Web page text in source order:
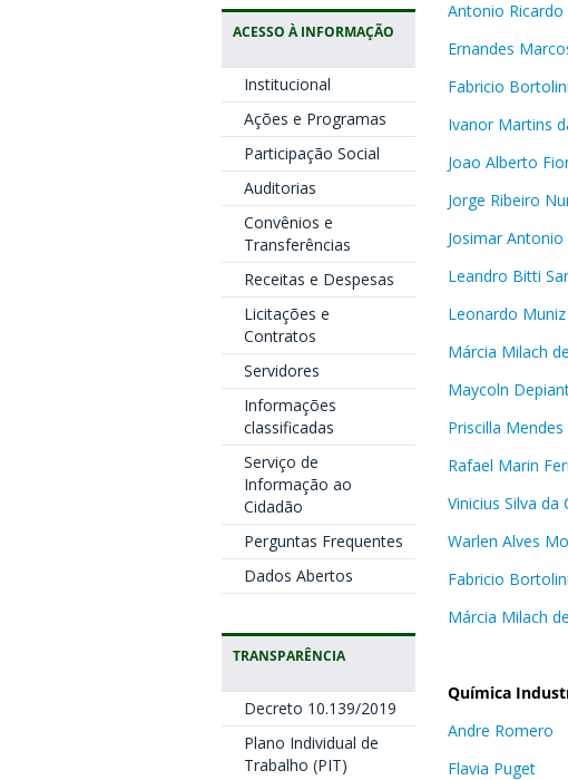
ACESSO À INFORMAÇÃO
Institucional
Ações e Programas
Participação Social
Auditorias
Convênios e
Transferências
Receitas e Despesas
Licitações e
Contratos
Servidores
Informações
classificadas
Serviço de
Informação ao
Cidadão
Perguntas Frequentes
Dados Abertos
TRANSPARÊNCIA
Decreto 10.139/2019
Plano Individual de
Trabalho (PIT)
Antonio Ricardo
Ernandes
Fabricio
Ivanor Martins
Joao Alberto
Jorge Ribeiro
Josimar Antonio
Leandro Bitti
Leonardo
Márcia Milach
Maycoln
Priscilla Mendes
Rafael Marin
Vinicius Silva da
Warlen Alves
Fabricio
Márcia Milach
Química
Andre Romero
Flavia Puget